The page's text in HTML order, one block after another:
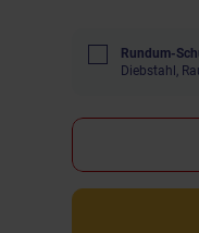
Rundum-
Diebstahl,